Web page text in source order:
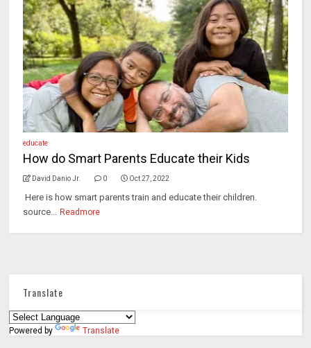
educate
How do Smart Parents Educate their Kids
David Danio Jr. 0 Oct 27, 2022
Here is how smart parents train and educate their children.
source...
Readmore
Translate
Powered by Translate